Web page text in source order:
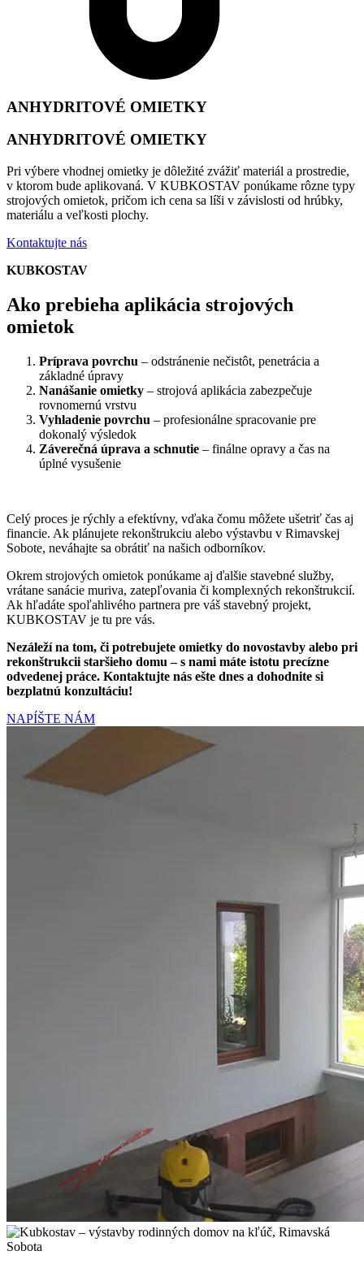
ANHYDRITOVÉ OMIETKY
ANHYDRITOVÉ OMIETKY
Pri výbere vhodnej omietky je dôležité zvážiť materiál a prostredie,
v ktorom bude aplikovaná. V KUBKOSTAV ponúkame rôzne typy
strojových omietok, pričom ich cena sa líši v závislosti od hrúbky,
materiálu a veľkosti plochy.
Kontaktujte nás
KUBKOSTAV
Ako prebieha aplikácia strojových
omietok
Príprava povrchu – odstránenie nečistôt, penetrácia a
základné úpravy
Nanášanie omietky – strojová aplikácia zabezpečuje
rovnomernú vrstvu
Vyhladenie povrchu – profesionálne spracovanie pre
dokonalý výsledok
Záverečná úprava a schnutie – finálne opravy a čas na
úplné vysušenie
Celý proces je rýchly a efektívny, vďaka čomu môžete ušetriť čas aj
financie. Ak plánujete rekonštrukciu alebo výstavbu v Rimavskej
Sobote, neváhajte sa obrátiť na našich odborníkov.
Okrem strojových omietok ponúkame aj ďalšie stavebné služby,
vrátane sanácie muriva, zatepľovania či komplexných rekonštrukcií.
Ak hľadáte spoľahlivého partnera pre váš stavebný projekt,
KUBKOSTAV je tu pre vás.
Nezáleží na tom, či potrebujete omietky do novostavby alebo pri
rekonštrukcii staršieho domu – s nami máte istotu precízne
odvedenej práce. Kontaktujte nás ešte dnes a dohodnite si
bezplatnú konzultáciu!
NAPÍŠTE NÁM